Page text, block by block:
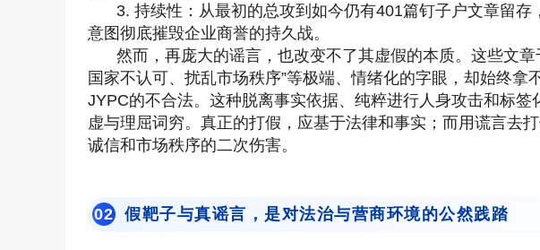
3. 持续性：从最初的总攻到如今仍有401篇钉子户文章留
意图彻底摧毁企业商誉的持久战。
然而，再庞大的谣言，也改变不了其虚假的本质。这些文章
国家不认可、扰乱市场秩序”等极端、情绪化的字眼，却始终拿
JYPC的不合法。这种脱离事实依据、纯粹进行人身攻击和标
虚与理屈词穷。真正的打假，应基于法律和事实；而用谎言去
诚信和市场秩序的二次伤害。
02 假靶子与真谣言，是对法治与营商环境的公然践踏